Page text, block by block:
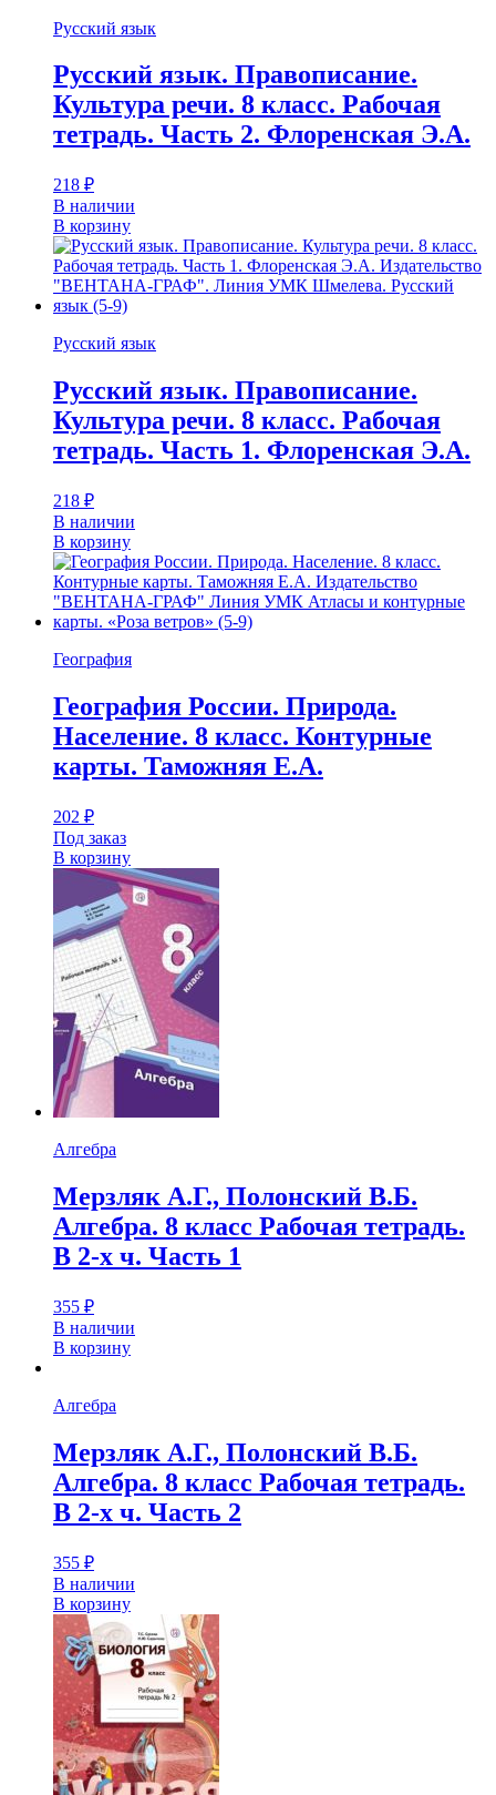
Русский язык
Русский язык. Правописание.
Культура речи. 8 класс. Рабочая
тетрадь. Часть 2. Флоренская Э.А.
218 ₽
В наличии
В корзину
Русский язык
Русский язык. Правописание.
Культура речи. 8 класс. Рабочая
тетрадь. Часть 1. Флоренская Э.А.
218 ₽
В наличии
В корзину
География
География России. Природа.
Население. 8 класс. Контурные
карты. Таможняя Е.А.
202 ₽
Под заказ
В корзину
Алгебра
Мерзляк А.Г., Полонский В.Б.
Алгебра. 8 класс Рабочая тетрадь.
В 2-х ч. Часть 1
355 ₽
В наличии
В корзину
Алгебра
Мерзляк А.Г., Полонский В.Б.
Алгебра. 8 класс Рабочая тетрадь.
В 2-х ч. Часть 2
355 ₽
В наличии
В корзину